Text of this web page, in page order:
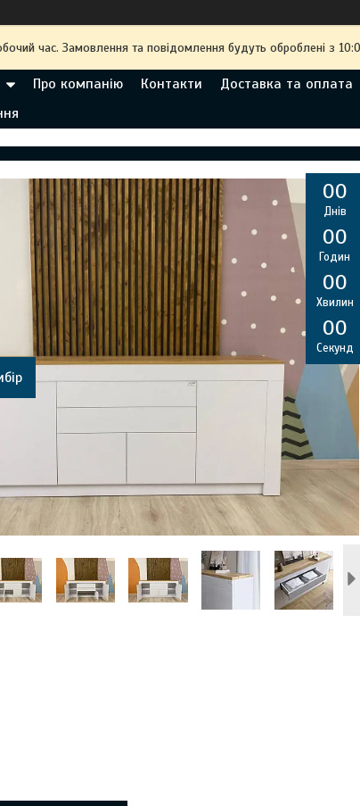
час. Замовлення та повідомлення будуть оброблені з
Про компанію Контакти Доставка та оплата
00
Днів
00
Годин
00
Хвилин
00
Секунд